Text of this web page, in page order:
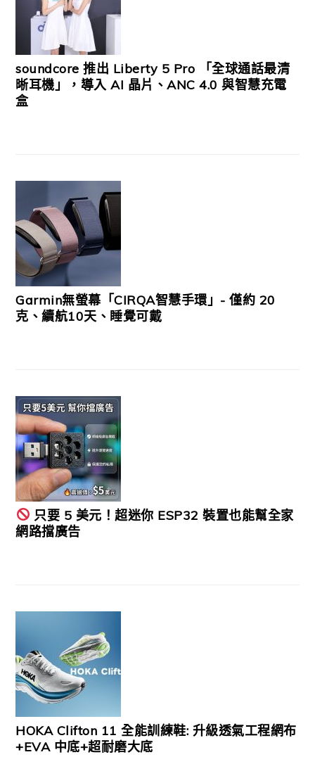
soundcore 推出 Liberty 5 Pro 「全球通話最清
晰耳機」，導入 AI 晶片、ANC 4.0 與智慧充電
盒
Garmin無螢幕「CIRQA智慧手環」- 僅約 20
克、續航10天、睡覺可戴
只要 5 美元！超迷你 ESP32 裝置也能幫全家
網路擋廣告
HOKA Clifton 11 全能訓練鞋: 升級透氣工程網布
+EVA 中底+超耐磨大底